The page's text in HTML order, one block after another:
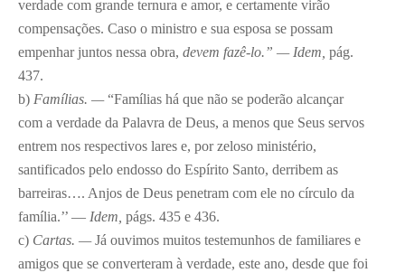
verdade com grande ternura e amor, e certamente virão
compensações. Caso o ministro e sua esposa se possam
empenhar juntos nessa obra, devem fazê-lo.” — Idem, pág.
437.
b) Famílias. —“Famílias há que não se poderão alcançar
com a verdade da Palavra de Deus, a menos que Seus servos
entrem nos respectivos lares e, por zeloso ministério,
santificados pelo endosso do Espírito Santo, derribem as
barreiras…. Anjos de Deus penetram com ele no círculo da
família.’’ — Idem, págs. 435 e 436.
c) Cartas. —Já ouvimos muitos testemunhos de familiares e
amigos que se converteram à verdade, este ano, desde que foi